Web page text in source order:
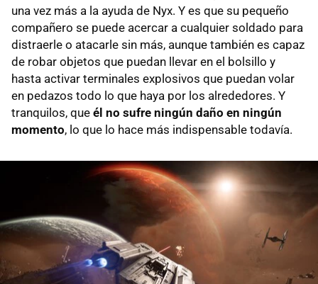
una vez más a la ayuda de Nyx. Y es que su pequeño
compañero se puede acercar a cualquier soldado para
distraerle o atacarle sin más, aunque también es capaz
de robar objetos que puedan llevar en el bolsillo y
hasta activar terminales explosivos que puedan volar
en pedazos todo lo que haya por los alrededores. Y
tranquilos, que él no sufre ningún daño en ningún
momento, lo que lo hace más indispensable todavía.